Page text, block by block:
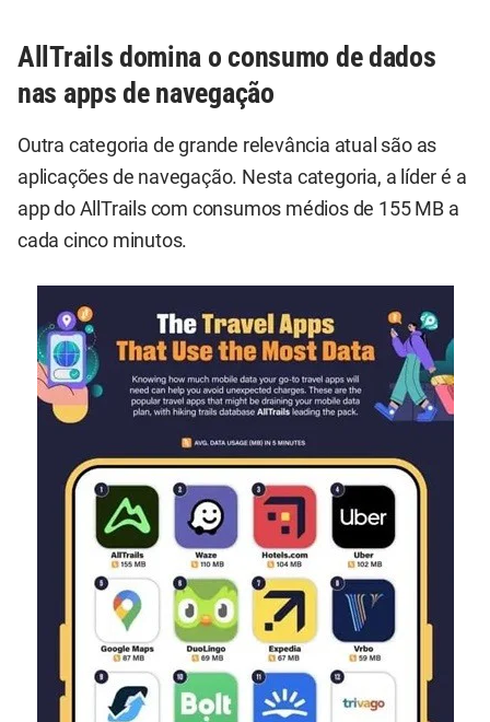
AllTrails domina o consumo de dados
nas apps de navegação
Outra categoria de grande relevância atual são as
aplicações de navegação. Nesta categoria, a líder é a
app do AllTrails com consumos médios de 155 MB a
cada cinco minutos.